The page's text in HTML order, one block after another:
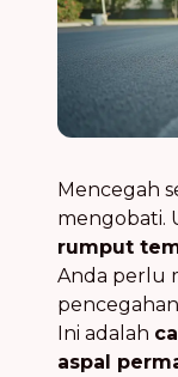
Mencegah
mengobati.
rumput
Anda perlu
Ini adalah
aspal